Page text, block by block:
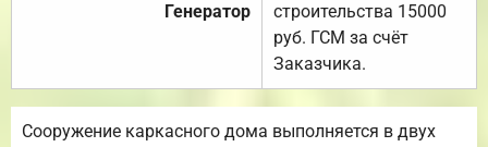
Генератор
строительства 15000
руб. ГСМ за счёт
Заказчика.
Сооружение каркасного дома выполняется в двух